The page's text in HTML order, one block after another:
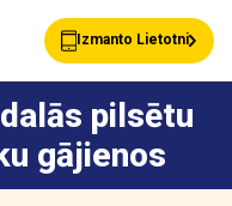
Izmanto Lietotni
Jaunumi
pilsētu
gājienos